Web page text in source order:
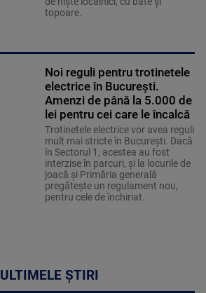
topoare.
Noi reguli pentru trotinetele
electrice în București.
Amenzi de până la 5.000 de
lei pentru cei care le încalcă
Trotinetele electrice vor avea reguli
mult mai stricte în București. Dacă
în Sectorul 1, acestea au fost
interzise în parcuri, și la locurile de
joacă și Primăria generală
pregătește un regulament nou,
pentru cele de închiriat.
ULTIMELE ȘTIRI